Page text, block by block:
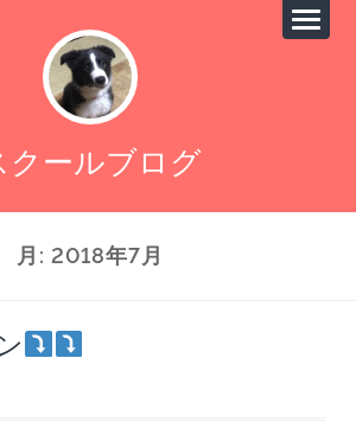
クールブログ
月: 2018年7月